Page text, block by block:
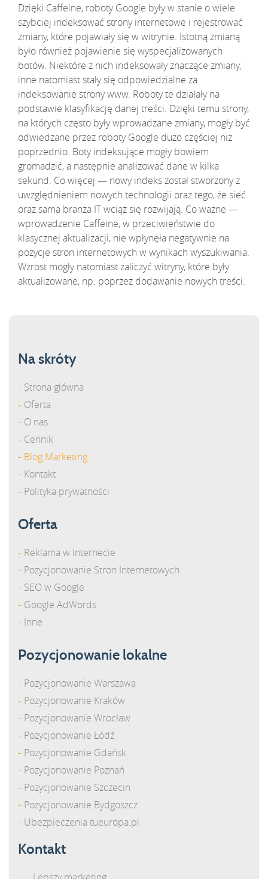
Dzięki Caffeine, roboty Google były w stanie o wiele
szybciej indeksować strony internetowe i rejestrować
zmiany, które pojawiały się w witrynie. Istotną zmianą
było również pojawienie się wyspecjalizowanych
botów. Niektóre z nich indeksowały znaczące zmiany,
inne natomiast stały się odpowiedzialne za
indeksowanie strony www. Roboty te działały na
podstawie klasyfikację danej treści. Dzięki temu strony,
na których często były wprowadzane zmiany, mogły być
odwiedzane przez roboty Google dużo częściej niż
poprzednio. Boty indeksujące mogły bowiem
gromadzić, a następnie analizować dane w kilka
sekund. Co więcej — nowy indeks został stworzony z
uwzględnieniem nowych technologii oraz tego, że sieć
oraz sama branża IT wciąż się rozwijają. Co ważne —
wprowadzenie Caffeine, w przeciwieństwie do
klasycznej aktualizacji, nie wpłynęła negatywnie na
pozycje stron internetowych w wynikach wyszukiwania.
Wzrost mogły natomiast zaliczyć witryny, które były
aktualizowane, np. poprzez dodawanie nowych treści.
Na skróty
Strona główna
Oferta
O nas
Cennik
Blog Marketing
Kontakt
Polityka prywatności
Oferta
Reklama w Internecie
Pozycjonowanie Stron Internetowych
SEO w Google
Google AdWords
Inne
Pozycjonowanie lokalne
Pozycjonowanie Warszawa
Pozycjonowanie Kraków
Pozycjonowanie Wrocław
Pozycjonowanie Łódź
Pozycjonowanie Gdańsk
Pozycjonowanie Poznań
Pozycjonowanie Szczecin
Pozycjonowanie Bydgoszcz
Ubezpieczenia tueuropa.pl
Kontakt